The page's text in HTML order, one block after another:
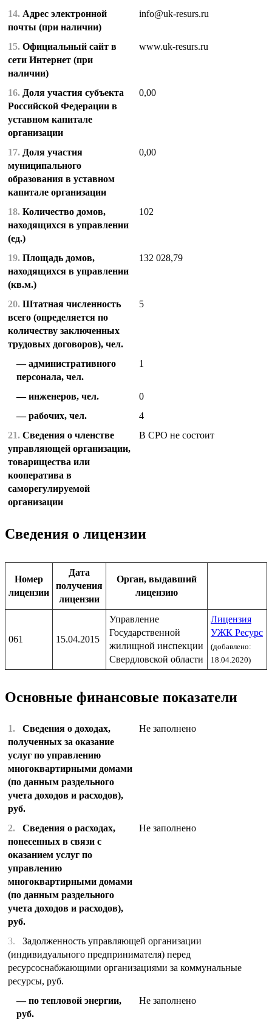
14. Адрес электронной
почты (при наличии)
info@uk-resurs.ru
15. Официальный сайт в
сети Интернет (при
наличии)
www.uk-resurs.ru
16. Доля участия субъекта
Российской Федерации в
уставном капитале
организации
0,00
17. Доля участия
муниципального
образования в уставном
капитале организации
0,00
18. Количество домов,
находящихся в управлении
(ед.)
102
19. Площадь домов,
находящихся в управлении
(кв.м.)
132 028,79
20. Штатная численность
всего (определяется по
количеству заключенных
трудовых договоров), чел.
5
административного
персонала, чел.
1
инженеров, чел.
0
рабочих, чел.
4
21. Сведения о членстве
управляющей организации,
товарищества или
кооператива в
саморегулируемой
организации
В СРО не состоит
Сведения о лицензии
Номер
лицензии
Дата
получения
лицензии
Орган, выдавший
лицензию
061 15.04.2015
Управление
Государственной
жилищной инспекции
Свердловской области
Лицензия
УЖК Ресурс
(добавлено:
18.04.2020)
Основные финансовые показатели
1.
Сведения о доходах,
полученных за оказание
услуг по управлению
многоквартирными домами
(по данным раздельного
учета доходов и расходов),
руб.
Не заполнено
2.
Сведения о расходах,
понесенных в связи с
оказанием услуг по
управлению
многоквартирными домами
(по данным раздельного
учета доходов и расходов),
руб.
Не заполнено
3.
Задолженность управляющей организации
(индивидуального предпринимателя) перед
ресурсоснабжающими организациями за коммунальные
ресурсы, руб.
по тепловой энергии,
руб.
Не заполнено